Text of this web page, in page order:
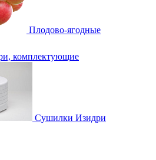
Плодово-ягодные
комплектующие
Сушилки Изидри